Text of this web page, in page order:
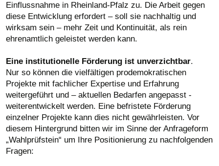
Einflussnahme in Rheinland-Pfalz zu. Die Arbeit gegen
diese Entwicklung erfordert – soll sie nachhaltig und
wirksam sein – mehr Zeit und Kontinuität, als rein
ehrenamtlich geleistet werden kann.
Eine institutionelle Förderung ist unverzichtbar.
Nur so können die vielfältigen prodemokratischen
Projekte mit fachlicher Expertise und Erfahrung
weitergeführt und – aktuellen Bedarfen angepasst -
weiterentwickelt werden. Eine befristete Förderung
einzelner Projekte kann dies nicht gewährleisten. Vor
diesem Hintergrund bitten wir im Sinne der Anfrageform
„Wahlprüfstein“ um Ihre Positionierung zu nachfolgenden
Fragen: